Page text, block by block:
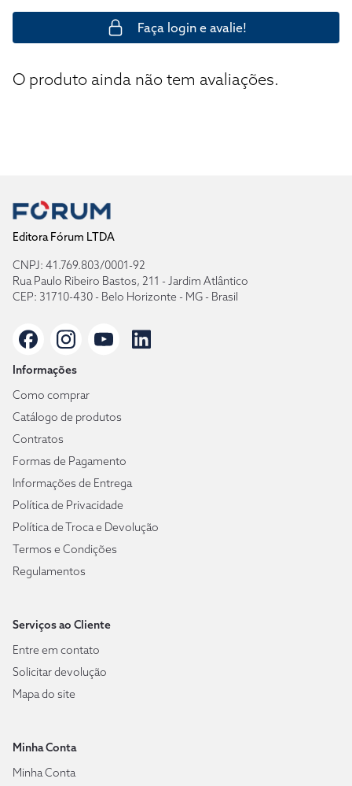
Faça login e avalie!
O produto ainda não tem avaliações.
Editora Fórum LTDA
CNPJ: 41.769.803/0001-92
Rua Paulo Ribeiro Bastos, 211 - Jardim Atlântico
CEP: 31710-430 - Belo Horizonte - MG - Brasil
Informações
Como comprar
Catálogo de produtos
Contratos
Formas de Pagamento
Informações de Entrega
Política de Privacidade
Política de Troca e Devolução
Termos e Condições
Regulamentos
Serviços ao Cliente
Entre em contato
Solicitar devolução
Mapa do site
Minha Conta
Minha Conta